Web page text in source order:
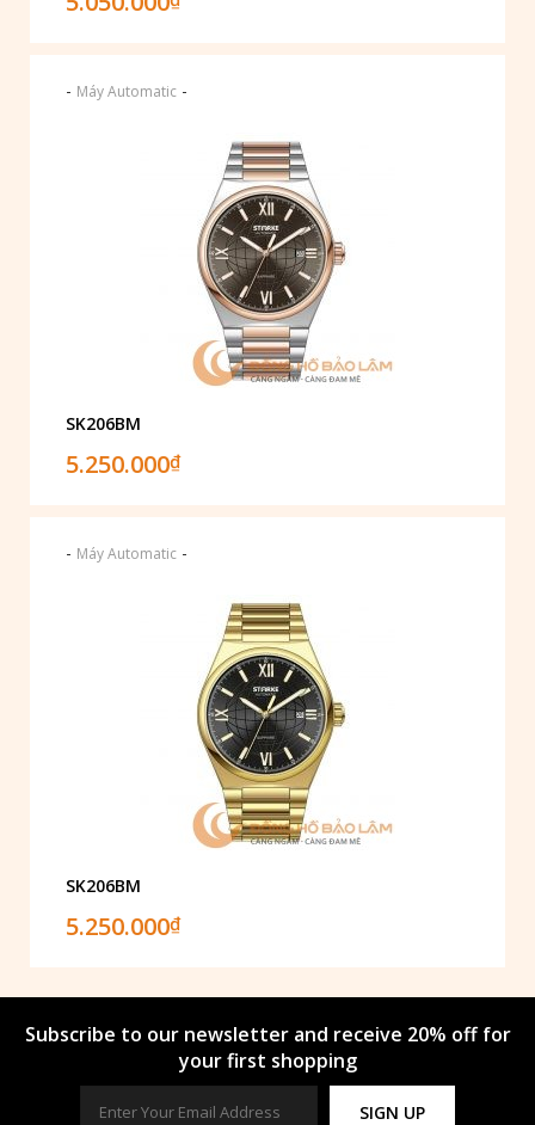
- Máy Automatic -
SK206BM
5.250.000₫
- Máy Automatic -
SK206BM
5.250.000₫
Subscribe to our newsletter and receive 20% off for
your first shopping
SIGN UP